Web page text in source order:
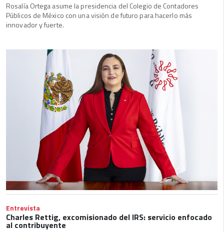
Rosalía Ortega asume la presidencia del Colegio de Contadores
Públicos de México con una visión de futuro para hacerlo más
innovador y fuerte.
Entrevista
Charles Rettig, excomisionado del IRS: servicio enfocado
al contribuyente